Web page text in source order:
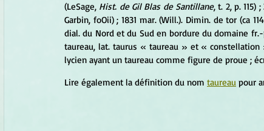
(LeSage, Hist. de Gil Blas de Santillane, t. 2, p. 115) ;
Garbin, foOii) ; 1831 mar. (Will.). Dimin. de tor (ca
dial. du Nord et du Sud en bordure du domaine
taureau, lat. taurus « taureau » et «
lycien ayant un taureau comme figure de proue ;
Lire également la définition du nom taureau pour